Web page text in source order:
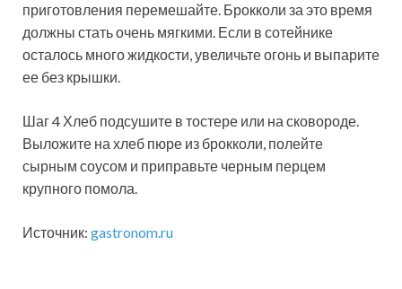
приготовления перемешайте. Брокколи за это время
должны стать очень мягкими. Если в сотейнике
осталось много жидкости, увеличьте огонь и выпарите
ее без крышки.
Шаг 4 Хлеб подсушите в тостере или на сковороде.
Выложите на хлеб пюре из брокколи, полейте
сырным соусом и приправьте черным перцем
крупного помола.
Источник: gastronom.ru